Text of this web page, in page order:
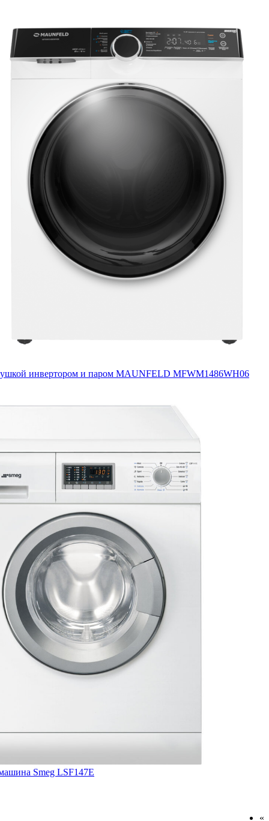
инвертором и паром MAUNFELD MFWM1486WH06
Smeg LSF147E
«